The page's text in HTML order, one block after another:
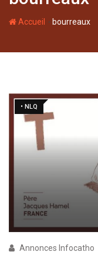
Accueil - bourreaux
• NLQ
Annonces Infocatho